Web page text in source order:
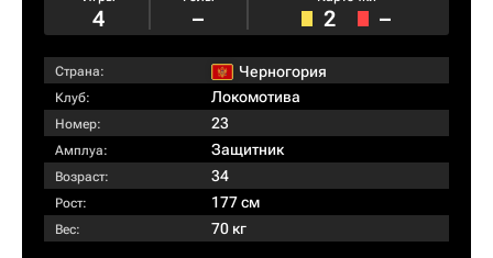
4 – 2 –
Страна: Черногория
Клуб: Локомотива
Номер: 23
Амплуа: Защитник
Возраст: 34
Рост: 177 см
Вес: 70 кг